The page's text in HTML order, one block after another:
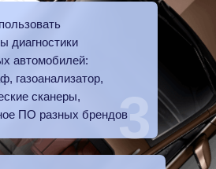
3
диагностики
автомобилей:
газоанализатор,
сканеры,
ПО разных брендов